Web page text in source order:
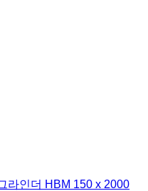
라인더 HBM 150 x 2000